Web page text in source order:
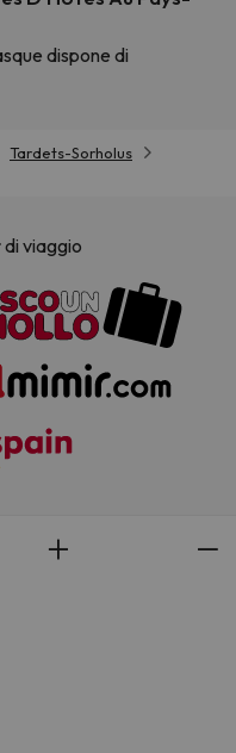
dispone di
Tardets-Sorholus
viaggio